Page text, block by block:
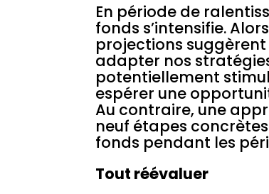
En période de
fonds s’intensifie.
projections
adapter nos
potentiellement
espérer une
Au contraire, une
neuf étapes
fonds pendant les
Tout réévaluer